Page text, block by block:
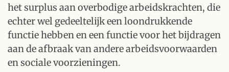
het surplus aan overbodige arbeidskrachten, die
echter wel gedeeltelijk een loondrukkende
functie hebben en een functie voor het bijdragen
aan de afbraak van andere arbeidsvoorwaarden
en sociale voorzieningen.